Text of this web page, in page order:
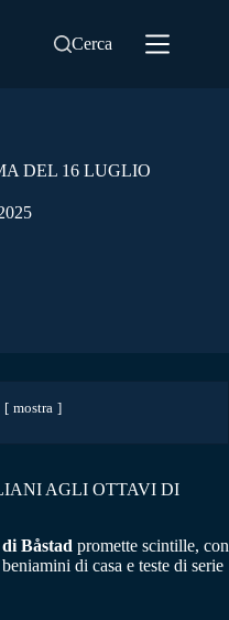
Cerca
DEL 16 LUGLIO
mostra
AGLI OTTAVI DI
Båstad promette scintille, con
di casa e teste di serie